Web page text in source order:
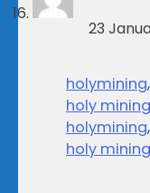
23
holymining,
holy mining
holymining,
holy mining